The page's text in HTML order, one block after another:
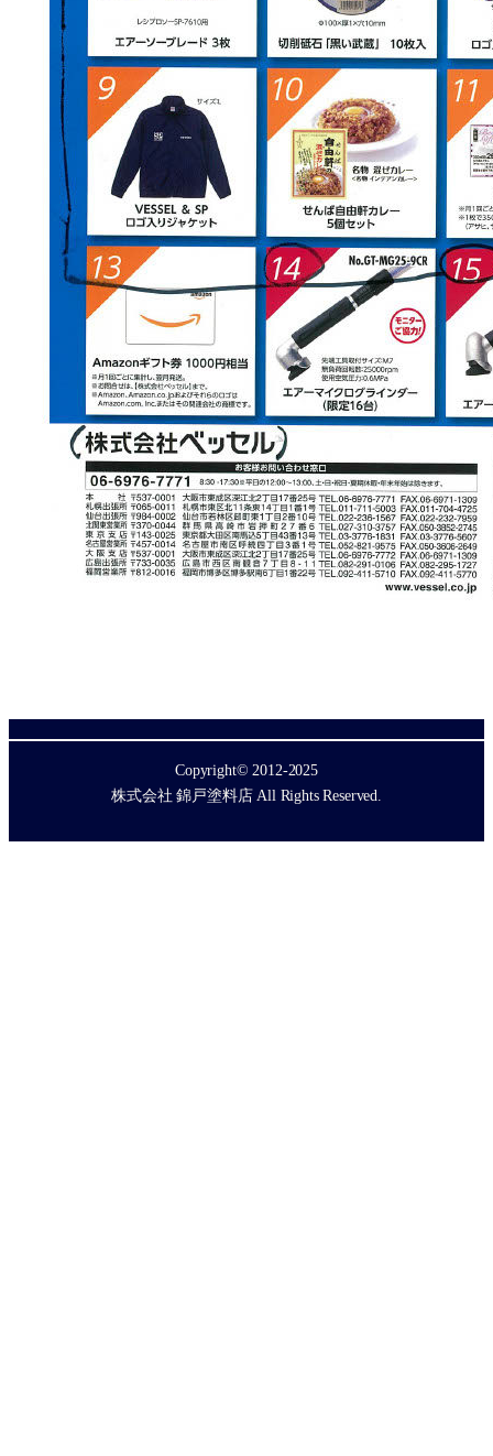
Copyright© 2012-2025
株式会社 錦戸塗料店 All Rights Reserved.